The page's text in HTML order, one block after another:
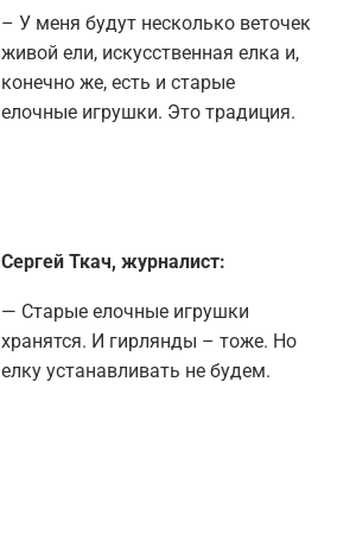
– У меня будут несколько веточек
живой ели, искусственная елка и,
конечно же, есть и старые
елочные игрушки. Это традиция.
Сергей Ткач, журналист:
— Старые елочные игрушки
хранятся. И гирлянды – тоже. Но
елку устанавливать не будем.